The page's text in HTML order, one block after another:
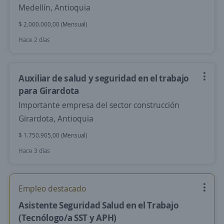
Medellín, Antioquia
$ 2.000.000,00 (Mensual)
Hace 2 días
Auxiliar de salud y seguridad en el trabajo
para Girardota
Importante empresa del sector construcción
Girardota, Antioquia
$ 1.750.905,00 (Mensual)
Hace 3 días
Empleo destacado
Asistente Seguridad Salud en el Trabajo
(Tecnólogo/a SST y APH)